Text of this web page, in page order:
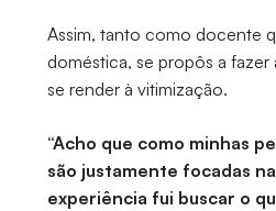
Assim, tanto como docente
doméstica, se propôs a
se render à vitimização.
“Acho que como minhas
são justamente focadas
experiência fui buscar o